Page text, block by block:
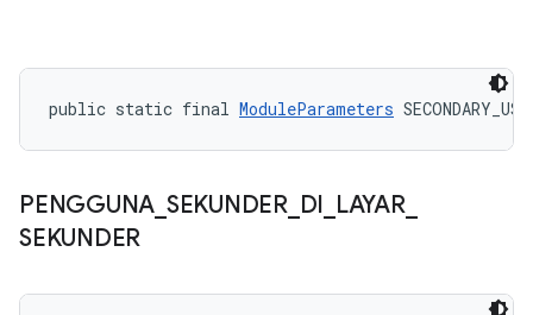
public static final ModuleParameters
PENGGUNA SEKUNDER_ DI LAYAR_
SEKUNDER